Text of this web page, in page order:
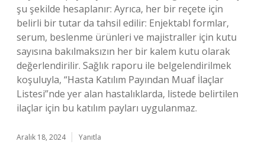
şu şekilde hesaplanır: Ayrıca, her bir reçete için
belirli bir tutar da tahsil edilir: Enjektabl formlar,
serum, beslenme ürünleri ve majistraller için kutu
sayısına bakılmaksızın her bir kalem kutu olarak
değerlendirilir. Sağlık raporu ile belgelendirilmek
koşuluyla, “Hasta Katılım Payından Muaf İlaçlar
Listesi”nde yer alan hastalıklarda, listede belirtilen
ilaçlar için bu katılım payları uygulanmaz.
Aralık 18, 2024 Yanıtla